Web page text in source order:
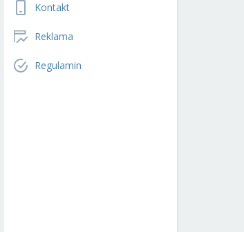
Kontakt
Reklama
Regulamin